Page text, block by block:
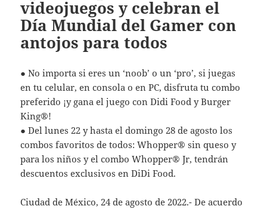
videojuegos y celebran el
Día Mundial del Gamer con
antojos para todos
● No importa si eres un ‘noob’ o un ‘pro’, si juegas
en tu celular, en consola o en PC, disfruta tu combo
preferido ¡y gana el juego con Didi Food y Burger
King®!
● Del lunes 22 y hasta el domingo 28 de agosto los
combos favoritos de todos: Whopper® sin queso y
para los niños y el combo Whopper® Jr, tendrán
descuentos exclusivos en DiDi Food.
Ciudad de México, 24 de agosto de 2022.- De acuerdo